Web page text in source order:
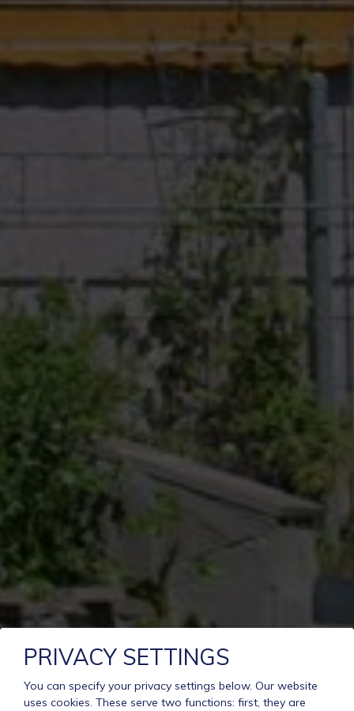
PRIVACY SETTINGS
You can specify your privacy settings below. Our website
uses cookies. These serve two functions: first, they are